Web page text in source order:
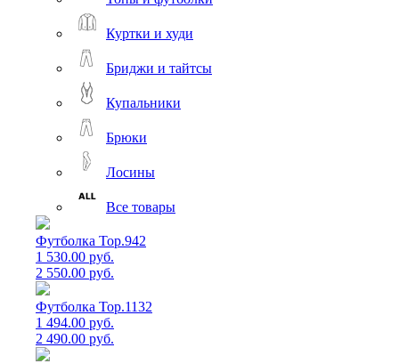
Куртки и худи
Бриджи и тайтсы
Купальники
Брюки
Лосины
Все товары
Футболка Top.942
1 530.00 руб.
2 550.00 руб.
Футболка Top.1132
1 494.00 руб.
2 490.00 руб.